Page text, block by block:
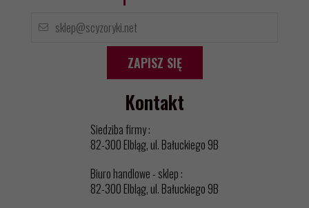
ZAPISZ SIĘ
Kontakt
Siedziba firmy :
82-300 Elbląg, ul. Bałuckiego 9B
Biuro handlowe - sklep :
82-300 Elbląg, ul. Bałuckiego 9B